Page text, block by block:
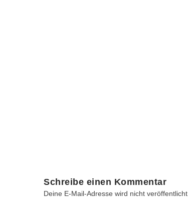
Schreibe einen Kommentar
Deine E-Mail-Adresse wird nicht veröffentlicht.